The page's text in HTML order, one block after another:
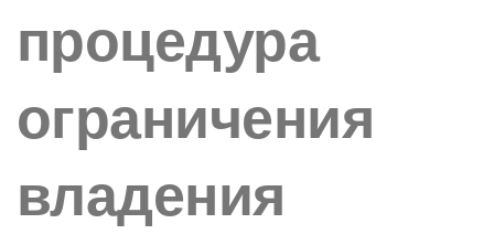
процедура
ограничения
владения